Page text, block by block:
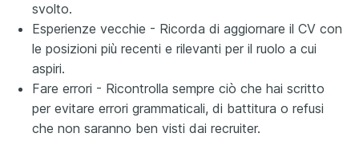
svolto.
Esperienze vecchie - Ricorda di aggiornare il CV con
le posizioni più recenti e rilevanti per il ruolo a cui
aspiri.
Fare errori - Ricontrolla sempre ciò che hai scritto
per evitare errori grammaticali, di battitura o refusi
che non saranno ben visti dai recruiter.